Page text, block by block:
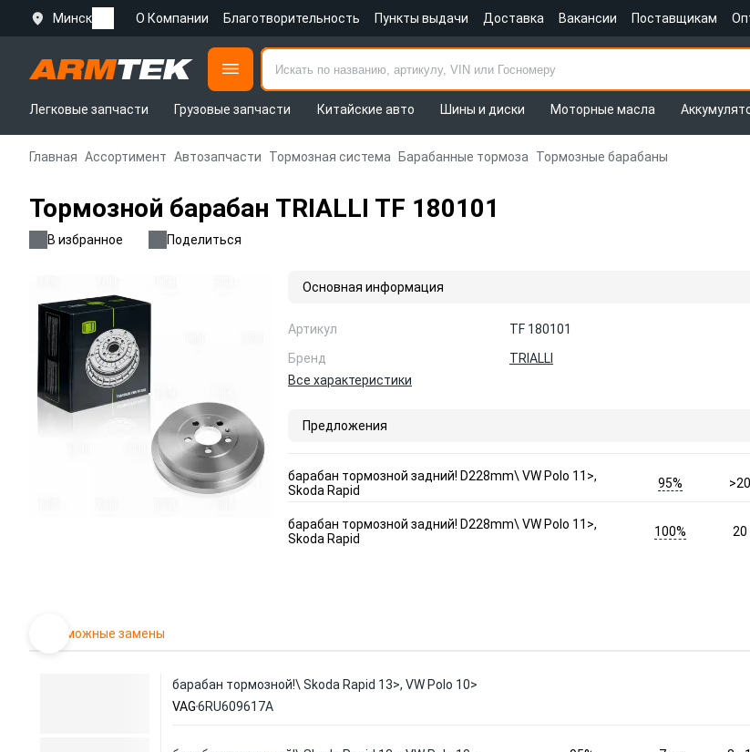
Минск О Компании Благотворительность Пункты выдачи Доставка Вакансии Поставщикам
Легковые запчасти
Грузовые запчасти Китайские авто Шины и диски Моторные масла
Главная Ассортимент Автозапчасти Тормозная система Барабанные тормоза Тормозные барабаны
Тормозной барабан TRIALLI TF 180101
В избранное Поделиться
Основная информация
Артикул
TF 180101
Бренд
TRIALLI
Все характеристики
Предложения
барабан тормозной задний! D228mm\ VW Polo 11>,
Skoda Rapid
95%
барабан тормозной задний! D228mm\ VW Polo 11>,
Skoda Rapid
100% 20
Возможные замены
барабан тормозной!\ Skoda Rapid 13>, VW Polo 10>
VAG6RU609617A